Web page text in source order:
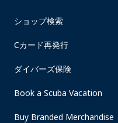
ショップ検索
Cカード再発行
ダイバーズ保険
Book a Scuba Vacation
Buy Branded Merchandise